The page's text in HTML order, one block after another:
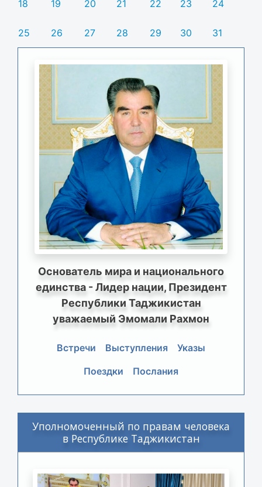
18 19 20 21 22 23 24
25 26 27 28 29 30 31
Основатель мира и национального
единства - Лидер нации, Президент
Республики Таджикистан
уважаемый Эмомали Рахмон
Встречи Выступления
Указы
Поездки
Послания
Уполномоченный по правам человека
в Республике Таджикистан